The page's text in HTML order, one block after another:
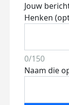
Jouw
Henken
0/150
Naam die